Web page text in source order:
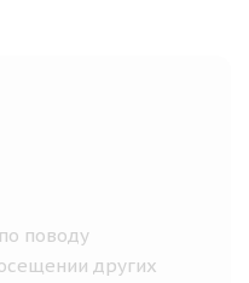
поводу
других